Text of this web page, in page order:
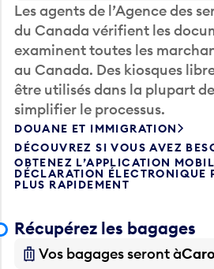
Les agents de l’Agence des
du Canada vérifient les
examinent toutes les
au Canada. Des kiosques
être utilisés dans la plupart
simplifier le processus.
DOUANE ET IMMIGRATION
DÉCOUVREZ SI VOUS AVEZ
OBTENEZ L’APPLICATION
DÉCLARATION ÉLECTRONIQUE
PLUS RAPIDEMENT
Récupérez les bagages
Vos bagages seront à